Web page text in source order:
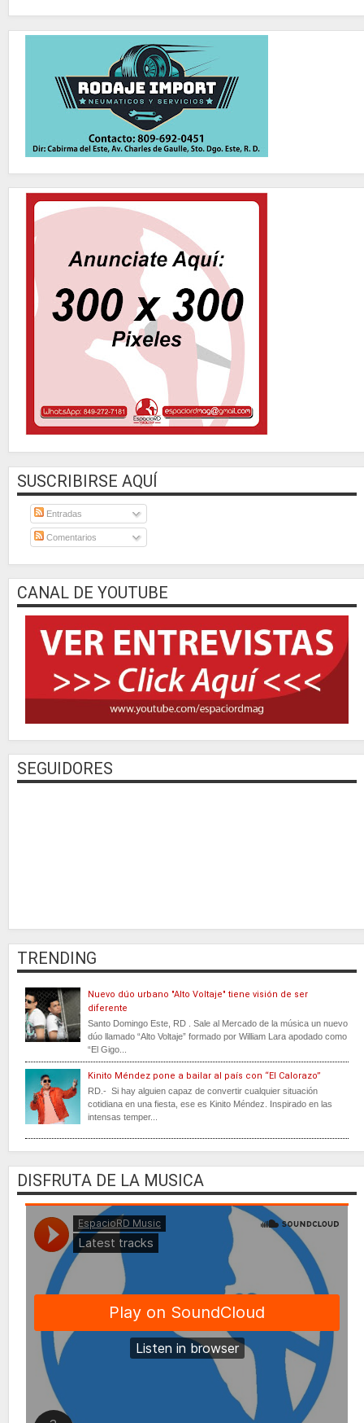
SUSCRIBIRSE AQUÍ
Entradas
Comentarios
CANAL DE YOUTUBE
SEGUIDORES
TRENDING
Nuevo dúo urbano "Alto Voltaje" tiene visión de ser
diferente
Santo Domingo Este, RD . Sale al Mercado de la música un nuevo
dúo llamado “Alto Voltaje” formado por William Lara apodado como
“El Gigo...
Kinito Méndez pone a bailar al país con “El Calorazo”
RD.- Si hay alguien capaz de convertir cualquier situación
cotidiana en una fiesta, ese es Kinito Méndez. Inspirado en las
intensas temper...
DISFRUTA DE LA MUSICA